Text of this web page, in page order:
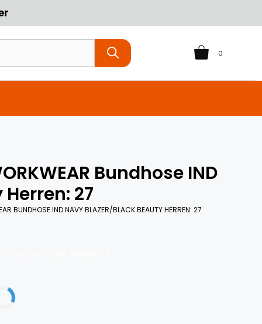
0
Bundhose IND
27
BUNDHOSE IND NAVY BLAZER/BLACK BEAUTY HERREN: 27